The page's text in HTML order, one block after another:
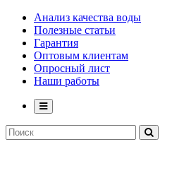
Анализ качества воды
Полезные статьи
Гарантия
Оптовым клиентам
Опросный лист
Наши работы